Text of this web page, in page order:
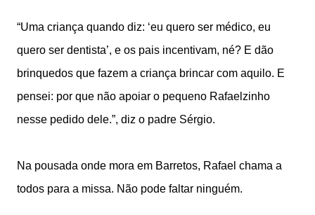
“Uma criança quando diz: ‘eu quero ser médico, eu
quero ser dentista’, e os pais incentivam, né? E dão
brinquedos que fazem a criança brincar com aquilo. E
pensei: por que não apoiar o pequeno Rafaelzinho
nesse pedido dele.”, diz o padre Sérgio.
Na pousada onde mora em Barretos, Rafael chama a
todos para a missa. Não pode faltar ninguém.